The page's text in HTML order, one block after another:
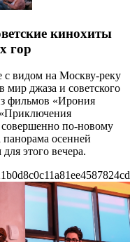
кинохиты
гор
с видом на Москву-реку
мир джаза и советского
фильмов «Ирония
совершенно по-новому
осенней
этого вечера.